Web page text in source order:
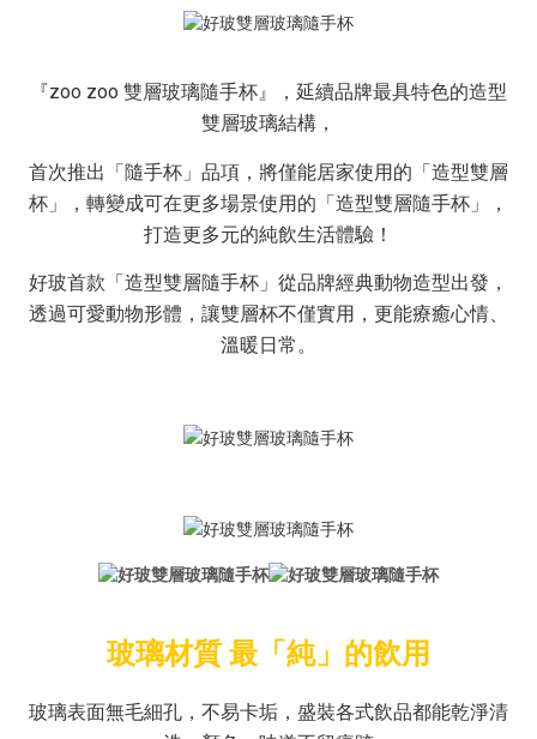
『zoo zoo 雙層玻璃隨手杯』，延續品牌最具特色的造型
雙層玻璃結構，
首次推出「隨手杯」品項，將僅能居家使用的「造型雙層
杯」，轉變成可在更多場景使用的「造型雙層隨手杯」，
打造更多元的純飲生活體驗！
好玻首款「造型雙層隨手杯」從品牌經典動物造型出發，
透過可愛動物形體，讓雙層杯不僅實用，更能療癒心情、
溫暖日常。
玻璃材質 最「純」的飲用
玻璃表面無毛細孔，不易卡垢，盛裝各式飲品都能乾淨清